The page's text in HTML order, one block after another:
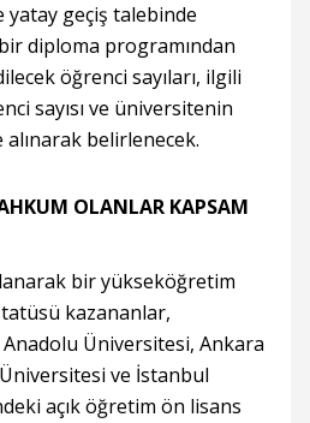
geçiş talebinde
diploma programından
öğrenci sayıları, ilgili
sayısı ve üniversitenin
belirlenecek.
OLANLAR KAPSAM
bir yükseköğretim
kazananlar,
Üniversitesi, Ankara
ve İstanbul
açık öğretim ön lisans